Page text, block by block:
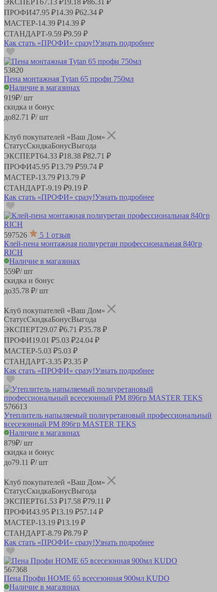
ПРОФИ47.95 ₽14.39 ₽62.34 ₽
МАСТЕР-14.39 ₽14.39 ₽
СТАНДАРТ-9.59 ₽9.59 ₽
Как стать «ПРОФИ» сразу!Узнать подробнее
53820
Пена монтажная Tytan 65 профи 750мл
Наличие в магазинах
919₽/ шт
скидка и бонус
до82.71 ₽/ шт
Клуб покупателей «Ваш Дом»
СтатусСкидкаБонусВыгода
ЭКСПЕРТ64.33 ₽18.38 ₽82.71 ₽
ПРОФИ45.95 ₽13.79 ₽59.74 ₽
МАСТЕР-13.79 ₽13.79 ₽
СТАНДАРТ-9.19 ₽9.19 ₽
Как стать «ПРОФИ» сразу!Узнать подробнее
597526 5 1 отзыв
Клей-пена монтажная полиуретан профессиональная 840гр
RICH
Наличие в магазинах
559₽/ шт
скидка и бонус
до35.78 ₽/ шт
Клуб покупателей «Ваш Дом»
СтатусСкидкаБонусВыгода
ЭКСПЕРТ29.07 ₽6.71 ₽35.78 ₽
ПРОФИ19.01 ₽5.03 ₽24.04 ₽
МАСТЕР-5.03 ₽5.03 ₽
СТАНДАРТ-3.35 ₽3.35 ₽
Как стать «ПРОФИ» сразу!Узнать подробнее
576613
Утеплитель напыляемый полиуретановый профессиональный
всесезонный PM 896гр MASTER TEKS
Наличие в магазинах
879₽/ шт
скидка и бонус
до79.11 ₽/ шт
Клуб покупателей «Ваш Дом»
СтатусСкидкаБонусВыгода
ЭКСПЕРТ61.53 ₽17.58 ₽79.11 ₽
ПРОФИ43.95 ₽13.19 ₽57.14 ₽
МАСТЕР-13.19 ₽13.19 ₽
СТАНДАРТ-8.79 ₽8.79 ₽
Как стать «ПРОФИ» сразу!Узнать подробнее
567368
Пена Профи HOME 65 всесезонная 900мл KUDO
Наличие в магазинах